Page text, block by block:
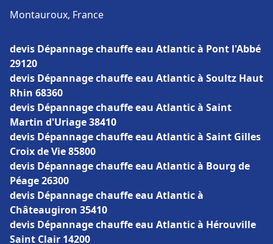
Montauroux, France
devis Dépannage chauffe eau Atlantic à Pont l'Abbé
29120
devis Dépannage chauffe eau Atlantic à Soultz Haut
Rhin 68360
devis Dépannage chauffe eau Atlantic à Saint
Martin d'Uriage 38410
devis Dépannage chauffe eau Atlantic à Saint Gilles
Croix de Vie 85800
devis Dépannage chauffe eau Atlantic à Bourg de
Péage 26300
devis Dépannage chauffe eau Atlantic à
Châteaugiron 35410
devis Dépannage chauffe eau Atlantic à Hérouville
Saint Clair 14200